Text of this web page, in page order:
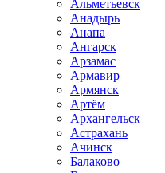
Альметьевск
Анадырь
Анапа
Ангарск
Арзамас
Армавир
Армянск
Артём
Архангельск
Астрахань
Ачинск
Балаково